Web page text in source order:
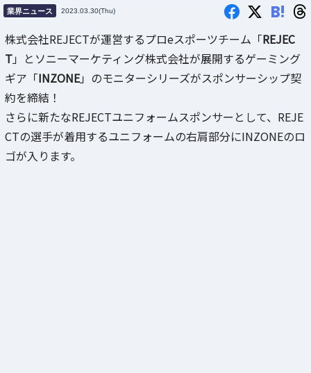
業界ニュース 2023.03.30(Thu) B!
株式会社REJECTが運営するプロeスポーツチーム「REJEC
T」とソニーマーケティング株式会社が展開するゲーミング
ギア「INZONE」のモニターシリーズがスポンサーシップ契
約を締結！
さらに新たなREJECTユニフォームスポンサーとして、REJE
CTの選手が着用するユニフォームの右肩部分にINZONEのロ
ゴが入ります。